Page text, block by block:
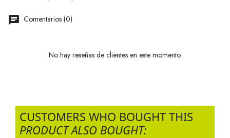
Comentarios (0)
No hay reseñas de clientes en este momento.
CUSTOMERS WHO BOUGHT THIS
PRODUCT ALSO BOUGHT: